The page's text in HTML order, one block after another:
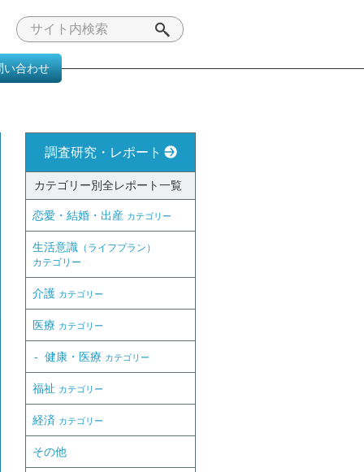
い合わせ
調査研究・レポート
カテゴリー別全レポート一覧
恋愛・結婚・出産 カテゴリー
生活意識 （ライフプラン）
カテゴリー
介護 カテゴリー
医療 カテゴリー
健康・医療 カテゴリー
福祉 カテゴリー
経済 カテゴリー
その他